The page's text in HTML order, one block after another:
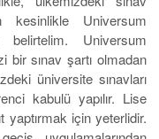
kesinlikle Universum
belirtelim. Universum
bir sınav şartı olmadan
üniversite sınavları
kabulü yapılır. Lise
için yeterlidir.